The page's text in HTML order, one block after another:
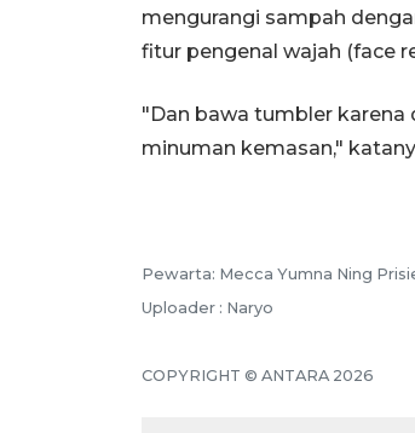
mengurangi sampah
fitur pengenal wajah (face
"Dan bawa tumbler
minuman kemasan,"
Pewarta: Mecca Yumna Ning
Uploader : Naryo
COPYRIGHT © ANTARA 2026